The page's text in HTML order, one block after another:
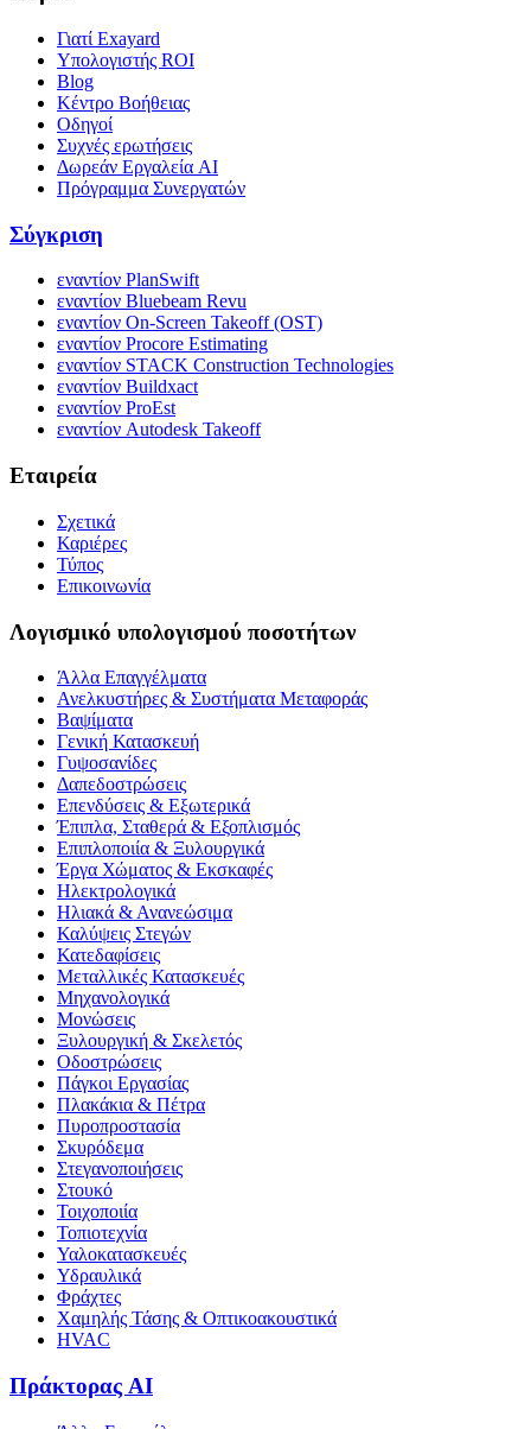
Γιατί Exayard
Υπολογιστής ROI
Blog
Κέντρο Βοήθειας
Οδηγοί
Συχνές ερωτήσεις
Δωρεάν Εργαλεία AI
Πρόγραμμα Συνεργατών
Σύγκριση
εναντίον PlanSwift
εναντίον Bluebeam Revu
εναντίον On-Screen Takeoff (OST)
εναντίον Procore Estimating
εναντίον STACK Construction Technologies
εναντίον Buildxact
εναντίον ProEst
εναντίον Autodesk Takeoff
Εταιρεία
Σχετικά
Καριέρες
Τύπος
Επικοινωνία
Λογισμικό υπολογισμού ποσοτήτων
Άλλα Επαγγέλματα
Ανελκυστήρες & Συστήματα Μεταφοράς
Βαψίματα
Γενική Κατασκευή
Γυψοσανίδες
Δαπεδοστρώσεις
Επενδύσεις & Εξωτερικά
Έπιπλα, Σταθερά & Εξοπλισμός
Επιπλοποιία & Ξυλουργικά
Έργα Χώματος & Εκσκαφές
Ηλεκτρολογικά
Ηλιακά & Ανανεώσιμα
Καλύψεις Στεγών
Κατεδαφίσεις
Μεταλλικές Κατασκευές
Μηχανολογικά
Μονώσεις
Ξυλουργική & Σκελετός
Οδοστρώσεις
Πάγκοι Εργασίας
Πλακάκια & Πέτρα
Πυροπροστασία
Σκυρόδεμα
Στεγανοποιήσεις
Στουκό
Τοιχοποιία
Τοπιοτεχνία
Υαλοκατασκευές
Υδραυλικά
Φράχτες
Χαμηλής Τάσης & Οπτικοακουστικά
HVAC
Πράκτορας AI